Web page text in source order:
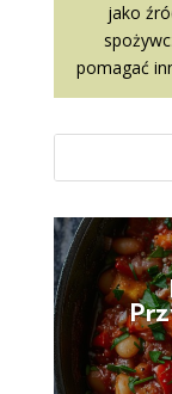
jako
pomagać